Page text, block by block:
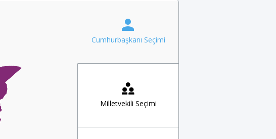
Cumhurbaşkanı Seçimi
Milletvekili Seçimi